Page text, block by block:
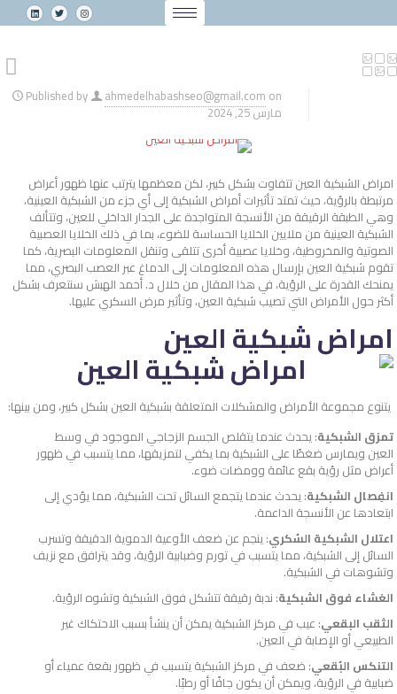
Published by ahmedelhabashseo@gmail.com on
مارس 25, 2024
امراض الشبكية العين تتفاوت بشكل كبير، لكن معظمها يترتب عنها ظهور أعراض
مرتبطة بالرؤية، حيث تمتد تأثيرات أمراض الشبكية إلى أي جزء من الشبكية العينية،
وهي الطبقة الرقيقة من الأنسجة المتواجدة على الجدار الداخلي للعين، وتتألف
الشبكية العينية من ملايين الخلايا الحساسة للضوء، بما في ذلك الخلايا العصبية
الصوتية والمخروطية، وخلايا عصبية أخرى تتلقى وتنقل المعلومات البصرية، كما
تقوم شبكية العين بإرسال هذه المعلومات إلى الدماغ عبر العصب البصري، مما
يمنحك القدرة على الرؤية، في هذا المقال من خلال د. أحمد الهبش سنتعرف بشكل
أكثر حول الأمراض التي تصيب شبكية العين، وتأثير مرض السكري عليها.
امراض شبكية العين
يتنوع مجموعة الأمراض والمشكلات المتعلقة بشبكية العين بشكل كبير، ومن بينها:
تمزق الشبكية: يحدث عندما يتقلص الجسم الزجاجي الموجود في وسط
العين ويمارس ضغطًا على الشبكية بما يكفي لتمزيقها، مما يتسبب في ظهور
أعراض مثل رؤية بقع عائمة وومضات ضوء.
انفِصال الشبكية: يحدث عندما يتجمع السائل تحت الشبكية، مما يؤدي إلى
ابتعادها عن الأنسجة الداعمة.
اعتلال الشبكية السُكري: ينجم عن ضعف الأوعية الدموية الدقيقة وتسرب
السائل إلى الشبكية، مما يتسبب في تورم وضبابية الرؤية، وقد يترافق مع نزيف
وتشوهات في الشبكية.
الغشاء فوق الشبكية: ندبة رقيقة تتشكل فوق الشبكية وتشوه الرؤية.
الثقب البقعي: عيب في مركز الشبكية يمكن أن ينشأ بسبب الاحتكاك غير
الطبيعي أو الإصابة في العين.
التنكس البُقعي: ضعف في مركز الشبكية يتسبب في ظهور بقعة عمياء أو
ضبابية في الرؤية، ويمكن أن يكون جافًا أو رطبًا.